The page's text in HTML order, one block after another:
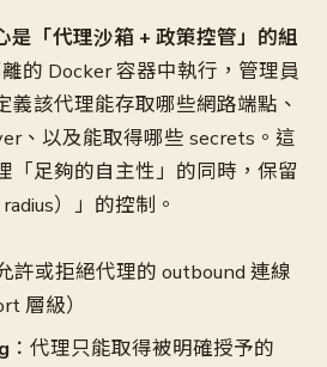
是「代理沙箱 + 政策控管」的組
的 Docker 容器中執行，管理員
義該代理能存取哪些網路端點、
、以及能取得哪些 secrets。這
「足夠的自主性」的同時，保留
）」的控制。
許或拒絕代理的 outbound 連線
層級）
：代理只能取得被明確授予的